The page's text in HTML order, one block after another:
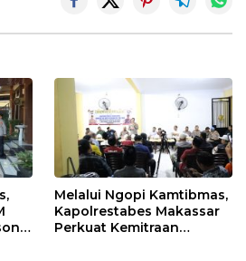
Melalui Ngopi Kamtibmas,
Kapolrestabes Makassar
Perkuat Kemitraan